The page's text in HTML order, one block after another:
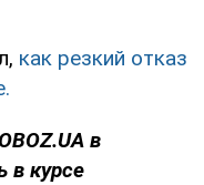
как резкий отказ
в
в курсе